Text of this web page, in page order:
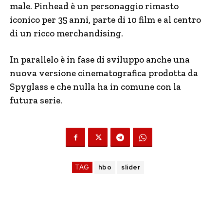
male. Pinhead è un personaggio rimasto
iconico per 35 anni, parte di 10 film e al centro
di un ricco merchandising.
In parallelo è in fase di sviluppo anche una
nuova versione cinematografica prodotta da
Spyglass e che nulla ha in comune con la
futura serie.
TAG hbo slider